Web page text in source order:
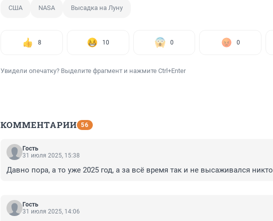
США NASA Высадка на Луну
8 10 0 0
Увидели опечатку? Выделите фрагмент и нажмите Ctrl+Enter
КОММЕНТАРИИ 56
Гость
31 июля 2025, 15:38
Давно пора, а то уже 2025 год, а за всё время так и не высаживался никто
Гость
31 июля 2025, 14:06